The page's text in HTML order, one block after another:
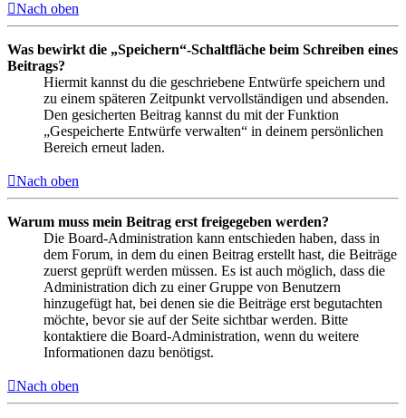
Nach oben
Was bewirkt die „Speichern“-Schaltfläche beim Schreiben eines
Beitrags?
Hiermit kannst du die geschriebene Entwürfe speichern und
zu einem späteren Zeitpunkt vervollständigen und absenden.
Den gesicherten Beitrag kannst du mit der Funktion
„Gespeicherte Entwürfe verwalten“ in deinem persönlichen
Bereich erneut laden.
Nach oben
Warum muss mein Beitrag erst freigegeben werden?
Die Board-Administration kann entschieden haben, dass in
dem Forum, in dem du einen Beitrag erstellt hast, die Beiträge
zuerst geprüft werden müssen. Es ist auch möglich, dass die
Administration dich zu einer Gruppe von Benutzern
hinzugefügt hat, bei denen sie die Beiträge erst begutachten
möchte, bevor sie auf der Seite sichtbar werden. Bitte
kontaktiere die Board-Administration, wenn du weitere
Informationen dazu benötigst.
Nach oben